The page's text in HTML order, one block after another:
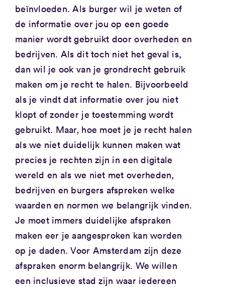
beïnvloeden. Als burger wil je weten of
de informatie over jou op een goede
manier wordt gebruikt door overheden en
bedrijven. Als dit toch niet het geval is,
dan wil je ook van je grondrecht gebruik
maken om je recht te halen. Bijvoorbeeld
als je vindt dat informatie over jou niet
klopt of zonder je toestemming wordt
gebruikt. Maar, hoe moet je je recht halen
als we niet duidelijk kunnen maken wat
precies je rechten zijn in een digitale
wereld en als we niet met overheden,
bedrijven en burgers afspreken welke
waarden en normen we belangrijk vinden.
Je moet immers duidelijke afspraken
maken eer je aangesproken kan worden
op je daden. Voor Amsterdam zijn deze
afspraken enorm belangrijk. We willen
een inclusieve stad zijn waar iedereen